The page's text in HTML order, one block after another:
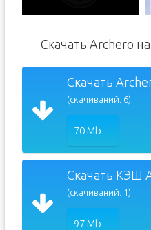
Скачать Archero
Скачать
(скачиваний: 6)
70 Mb
Скачать КЭШ
(скачиваний: 1)
97 Mb